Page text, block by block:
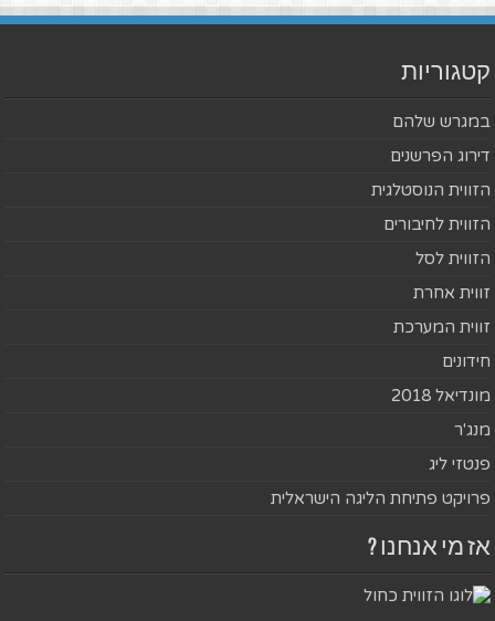
קטגוריות
במגרש שלהם
דירוג הפרשנים
הזווית הנוסטלגית
הזווית לחיבורים
הזווית לסל
זווית אחרת
זווית המערכת
חידונים
מונדיאל 2018
מנג'ר
פנטזי ליג
פרויקט פתיחת הליגה הישראלית
אז מי אנחנו ?